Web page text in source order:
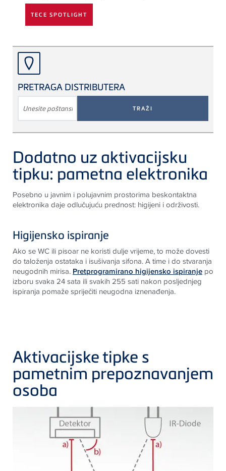
TECE SPOTLIGHT
PRETRAGA DISTRIBUTERA
TRAŽENI
POJAM
Dodatno uz aktivacijsku
tipku: pametna elektronika
Posebno u javnim i polujavnim prostorima beskontaktna
elektronika daje odlučujuću prednost: higijeni i održivosti.
Higijensko ispiranje
Ako se WC ili pisoar ne koristi dulje vrijeme, to može dovesti
do taloženja ostataka i isušivanja sifona. A time i do stvaranja
neugodnih mirisa. Pretprogramirano higijensko ispiranje po
izboru svaka 24 sata ili svakih 255 sati nakon posljednjeg
ispiranja pomaže spriječiti neugodna iznenađenja.
Aktivacijske tipke s
pametnim prepoznavanjem
osoba